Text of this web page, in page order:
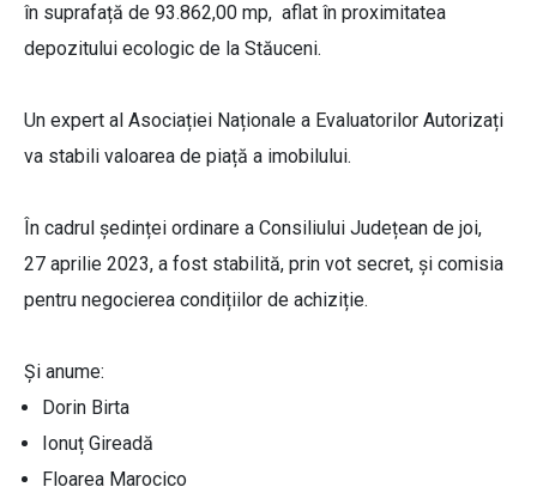
în suprafață de 93.862,00 mp, aflat în proximitatea
depozitului ecologic de la Stăuceni.
Un expert al Asociației Naționale a Evaluatorilor Autorizați
va stabili valoarea de piață a imobilului.
În cadrul ședinței ordinare a Consiliului Județean de joi,
27 aprilie 2023, a fost stabilită, prin vot secret, și comisia
pentru negocierea condițiilor de achiziție.
Și anume:
Dorin Birta
Ionuț Gireadă
Floarea Marocico